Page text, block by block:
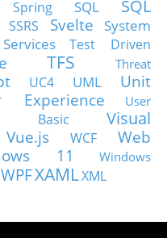
Spring SQL
SQL
SSRS Svelte
System
Test Driven
TFS
Threat
UC4 UML
Unit
Experience
User
Basic
Visual
Vue.js WCF
Web
11
Windows
WPFXAMLXML